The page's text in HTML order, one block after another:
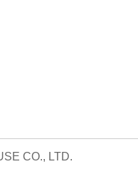
CO., LTD.